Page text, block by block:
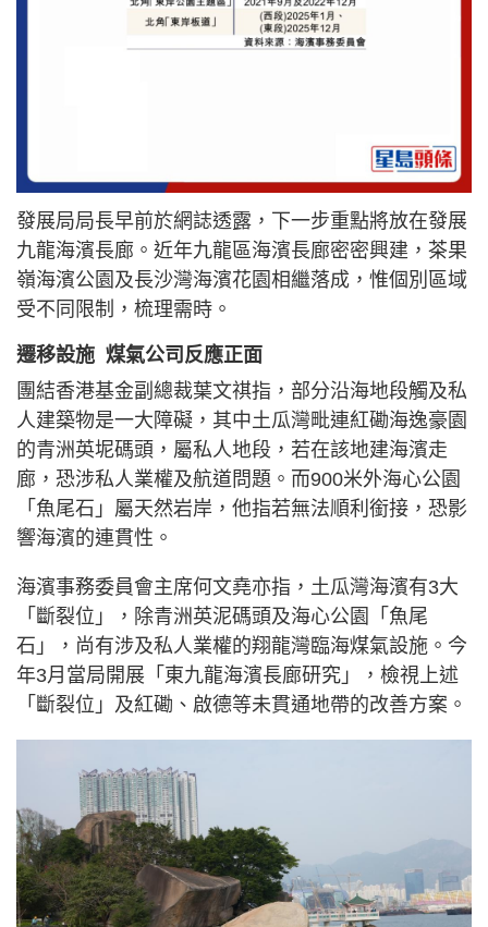
發展局局長早前於網誌透露，下一步重點將放在發展
九龍海濱長廊。近年九龍區海濱長廊密密興建，茶果
嶺海濱公園及長沙灣海濱花園相繼落成，惟個別區域
受不同限制，梳理需時。
遷移設施 煤氣公司反應正面
團結香港基金副總裁葉文祺指，部分沿海地段觸及私
人建築物是一大障礙，其中土瓜灣毗連紅磡海逸豪園
的青洲英坭碼頭，屬私人地段，若在該地建海濱走
廊，恐涉私人業權及航道問題。而900米外海心公園
「魚尾石」屬天然岩岸，他指若無法順利銜接，恐影
響海濱的連貫性。
海濱事務委員會主席何文堯亦指，土瓜灣海濱有3大
「斷裂位」，除青洲英泥碼頭及海心公園「魚尾
石」，尚有涉及私人業權的翔龍灣臨海煤氣設施。今
年3月當局開展「東九龍海濱長廊研究」，檢視上述
「斷裂位」及紅磡、啟德等未貫通地帶的改善方案。